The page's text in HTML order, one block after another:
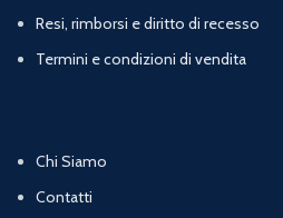
Resi, rimborsi e diritto di recesso
Termini e condizioni di vendita
Chi Siamo
Contatti